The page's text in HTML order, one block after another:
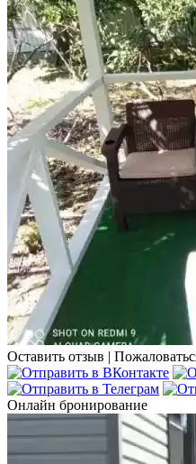
Оставить отзыв |
Онлайн бронирование